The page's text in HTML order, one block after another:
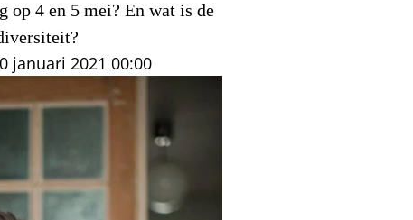
op 4 en 5 mei? En wat is de
januari 2021 00:00